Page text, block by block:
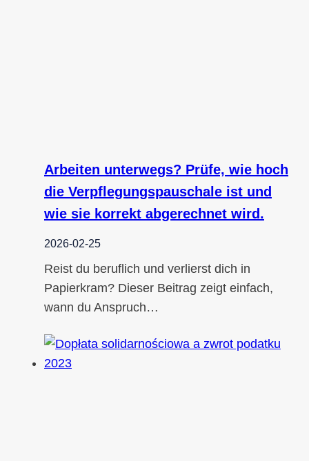
Arbeiten unterwegs? Prüfe, wie hoch
die Verpflegungspauschale ist und
wie sie korrekt abgerechnet wird.
2026-02-25
Reist du beruflich und verlierst dich in
Papierkram? Dieser Beitrag zeigt einfach,
wann du Anspruch…